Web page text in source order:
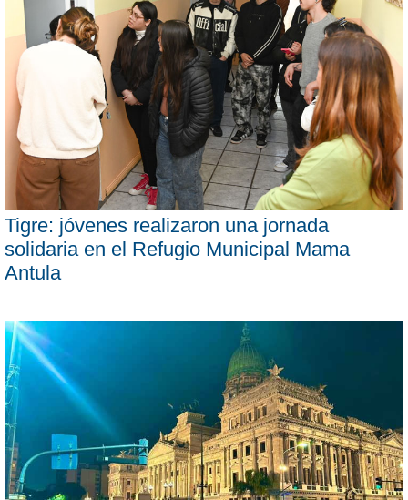
Tigre: jóvenes realizaron una jornada
solidaria en el Refugio Municipal Mama
Antula